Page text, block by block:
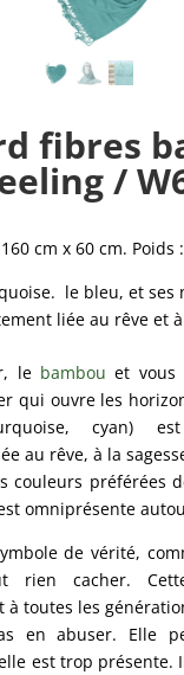
fibres
/
cm x 60 cm. Poids
le bleu, et ses
liée au rêve et à
le bambou et vous
qui ouvre les
cyan)
au rêve, à la
couleurs préférées
omniprésente
de vérité,
rien cacher.
à toutes les
en abuser. Elle
est trop présente.